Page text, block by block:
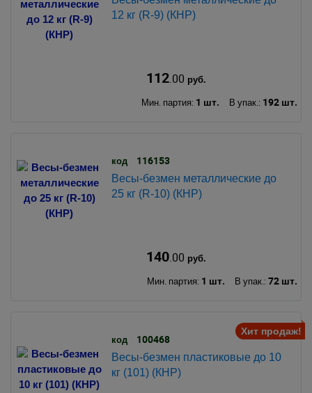
12 кг (R-9) (КНР)
112.00 руб.
Мин. партия: 1 шт. В упак.: 192 шт.
код 116153
Весы-безмен металлические до
25 кг (R-10) (КНР)
140.00 руб.
Мин. партия: 1 шт. В упак.: 72 шт.
Хит продаж!
код 100468
Весы-безмен пластиковые до 10
кг (101) (КНР)